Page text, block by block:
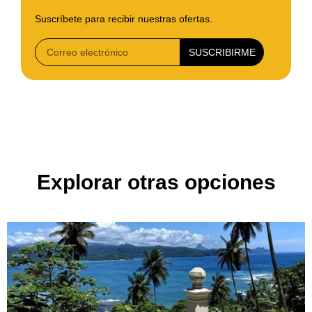
Suscríbete para recibir nuestras ofertas.
SUSCRIBIRME
Explorar otras opciones